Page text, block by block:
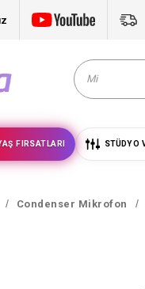
FIRSATLARI STÜDYO
Condenser Mikrofon